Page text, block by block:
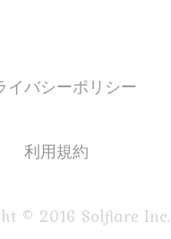
イバシーポリシー
利用規約
© 2016 Solflare Inc.